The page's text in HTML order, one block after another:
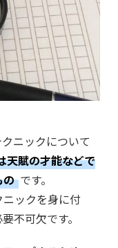
ニックについて
天賦の才能などで
の です。
ックを身に付
不可欠です。